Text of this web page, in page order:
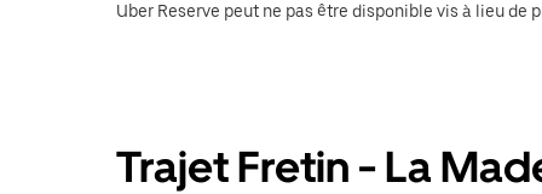
Uber Reserve peut ne pas être disponible vis à lieu de
Trajet Fretin - La